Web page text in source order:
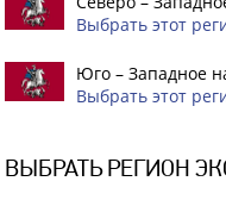
Выбрать этот
Юго – Западное
Выбрать этот
ВЫБРАТЬ РЕГИОН